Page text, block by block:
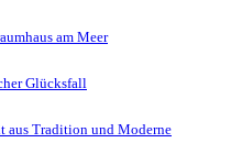
am Meer
Glücksfall
aus Tradition und Moderne